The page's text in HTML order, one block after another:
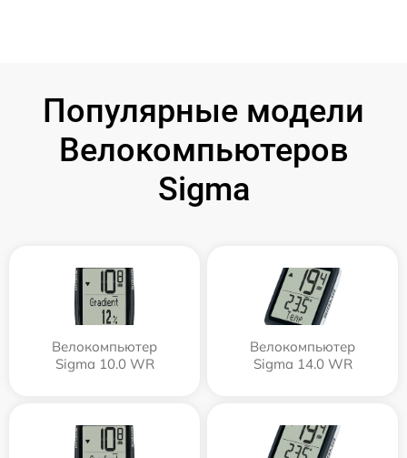
Популярные модели
Велокомпьютеров
Sigma
Велокомпьютер
Sigma 10.0 WR
Велокомпьютер
Sigma 14.0 WR